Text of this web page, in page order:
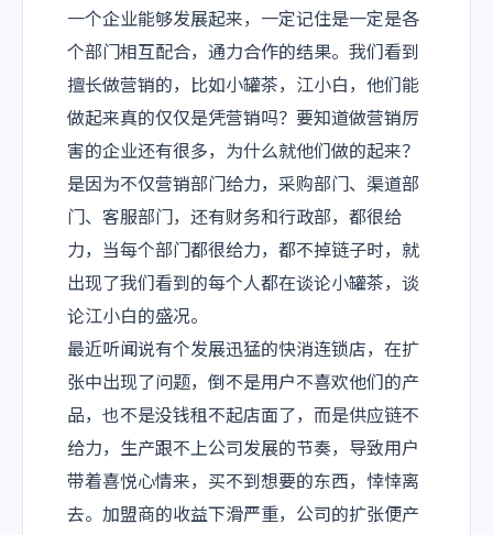
一个企业能够发展起来，一定记住是一定是各
个部门相互配合，通力合作的结果。我们看到
擅长做营销的，比如小罐茶，江小白，他们能
做起来真的仅仅是凭营销吗？要知道做营销厉
害的企业还有很多，为什么就他们做的起来？
是因为不仅营销部门给力，采购部门、渠道部
门、客服部门，还有财务和行政部，都很给
力，当每个部门都很给力，都不掉链子时，就
出现了我们看到的每个人都在谈论小罐茶，谈
论江小白的盛况。
最近听闻说有个发展迅猛的快消连锁店，在扩
张中出现了问题，倒不是用户不喜欢他们的产
品，也不是没钱租不起店面了，而是供应链不
给力，生产跟不上公司发展的节奏，导致用户
带着喜悦心情来，买不到想要的东西，悻悻离
去。加盟商的收益下滑严重，公司的扩张便产